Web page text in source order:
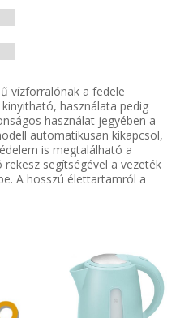
vízforralónak a fedele
használata pedig
használat jegyében a
automatikusan kikapcsol,
is megtalálható a
segítségével a vezeték
A hosszú élettartamról a